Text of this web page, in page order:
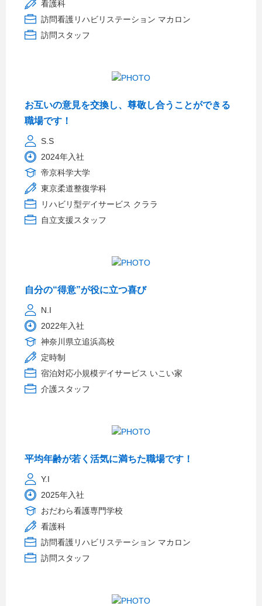
看護科
訪問看護リハビリステーション マカロン
訪問スタッフ
お互いの意見を交換し、尊敬し合うことができる
職場です！
S.S
2024年入社
帝京科学大学
東京柔道整復学科
リハビリ型デイサービス クララ
自立支援スタッフ
自分の“得意”が役に立つ喜び
N.I
2022年入社
神奈川県立追浜高校
定時制
宿泊対応小規模デイサービス いこい家
介護スタッフ
平均年齢が若く活気に満ちた職場です！
Y.I
2025年入社
おだわら看護専門学校
看護科
訪問看護リハビリステーション マカロン
訪問スタッフ